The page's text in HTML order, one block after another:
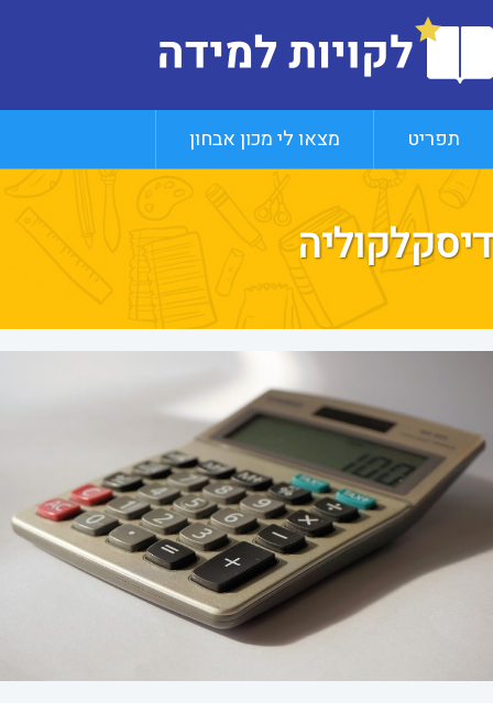
תפריט מצאו לי מכון אבחון
דיסקלקוליה